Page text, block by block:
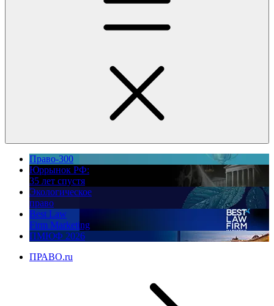
Право-300
Юррынок РФ:
35 лет спустя
Экологическое
право
Best Law
Firm Marketing
ПМЮФ 2026
ПРАВО.ru